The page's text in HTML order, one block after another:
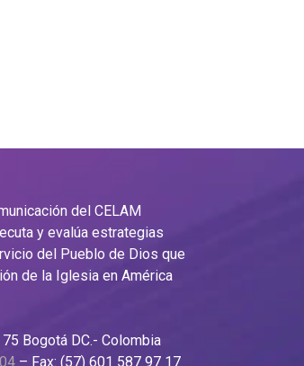
del CELAM
y evalúa estrategias
del Pueblo de Dios que
de la Iglesia en América
Bogotá DC.- Colombia
– Fax: (57) 601 587 97 17